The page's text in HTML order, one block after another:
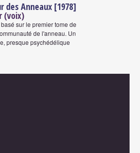
des Anneaux [1978]
(voix)
sur le premier tome de
de l'anneau. Un
presque psychédélique